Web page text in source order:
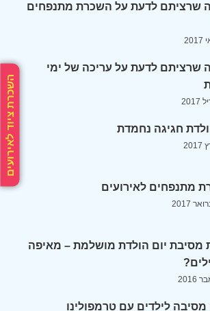
השכרת ציוד לאירועים
שרציתם לדעת על השכרת מתנפחים
שרציתם לדעת על עריכה של ימי
חגיגה נחמדת
מתנפחים לאירועים
מסיבת יום הולדת מושלמת – מאיפה
מסיבה לילדים עם טרמפולינו